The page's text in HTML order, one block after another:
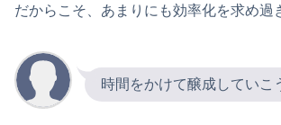
だからこそ、あまりにも効率化を求め過
時間をかけて醸成していこ